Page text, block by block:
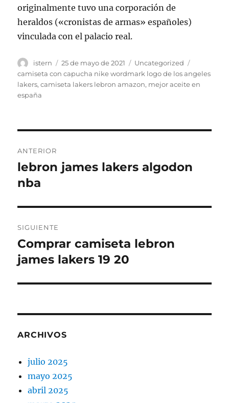
originalmente tuvo una corporación de
heraldos («cronistas de armas» españoles)
vinculada con el palacio real.
Autor
istern
Publicado
el
25 de mayo de 2021 Categorías
Uncategorized
camiseta con capucha nike wordmark logo de los angeles
lakers,camiseta lakers lebron amazon, mejor aceite en
españa
de
entradas
ANTERIOR
Entrada
anterior:
lebron james lakers algodon
nba
SIGUIENTE
Entrada
siguiente:
Comprar camiseta lebron
james lakers 19 20
ARCHIVOS
julio 2025
mayo 2025
abril 2025